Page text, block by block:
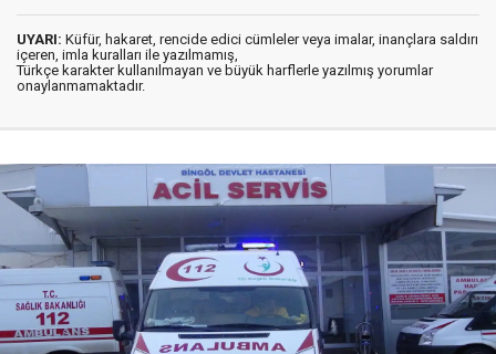
UYARI: Küfür, hakaret, rencide edici cümleler veya imalar, inançlara saldırı
içeren, imla kuralları ile yazılmamış,
Türkçe karakter kullanılmayan ve büyük harflerle yazılmış yorumlar
onaylanmamaktadır.